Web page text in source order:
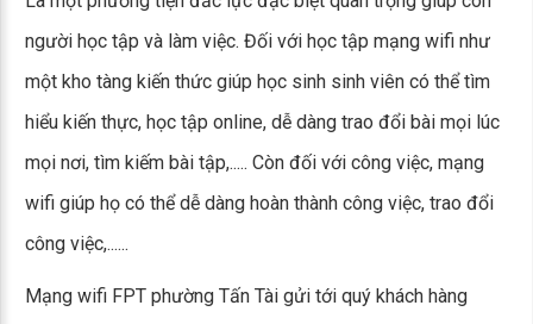
người học tập và làm việc. Đối với học tập mạng wifi như
một kho tàng kiến thức giúp học sinh sinh viên có thể tìm
hiểu kiến thực, học tập online, dễ dàng trao đổi bài mọi lúc
mọi nơi, tìm kiếm bài tập,..... Còn đối với công việc, mạng
wifi giúp họ có thể dễ dàng hoàn thành công việc, trao đổi
công việc,......
Mạng wifi FPT phường Tấn Tài gửi tới quý khách hàng